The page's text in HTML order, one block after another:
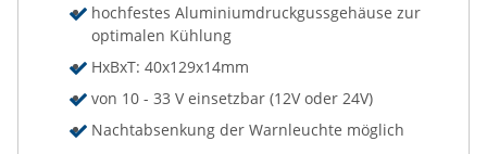
hochfestes Aluminiumdruckgussgehäuse zur
optimalen Kühlung
HxBxT: 40x129x14mm
von 10 - 33 V einsetzbar (12V oder 24V)
Nachtabsenkung der Warnleuchte möglich